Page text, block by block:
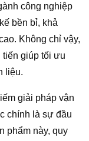
công nghiệp
bền bỉ, khả
Không chỉ vậy,
tiến giúp tối ưu
liệu.
giải pháp vận
chính là sự đầu
phẩm này, quy